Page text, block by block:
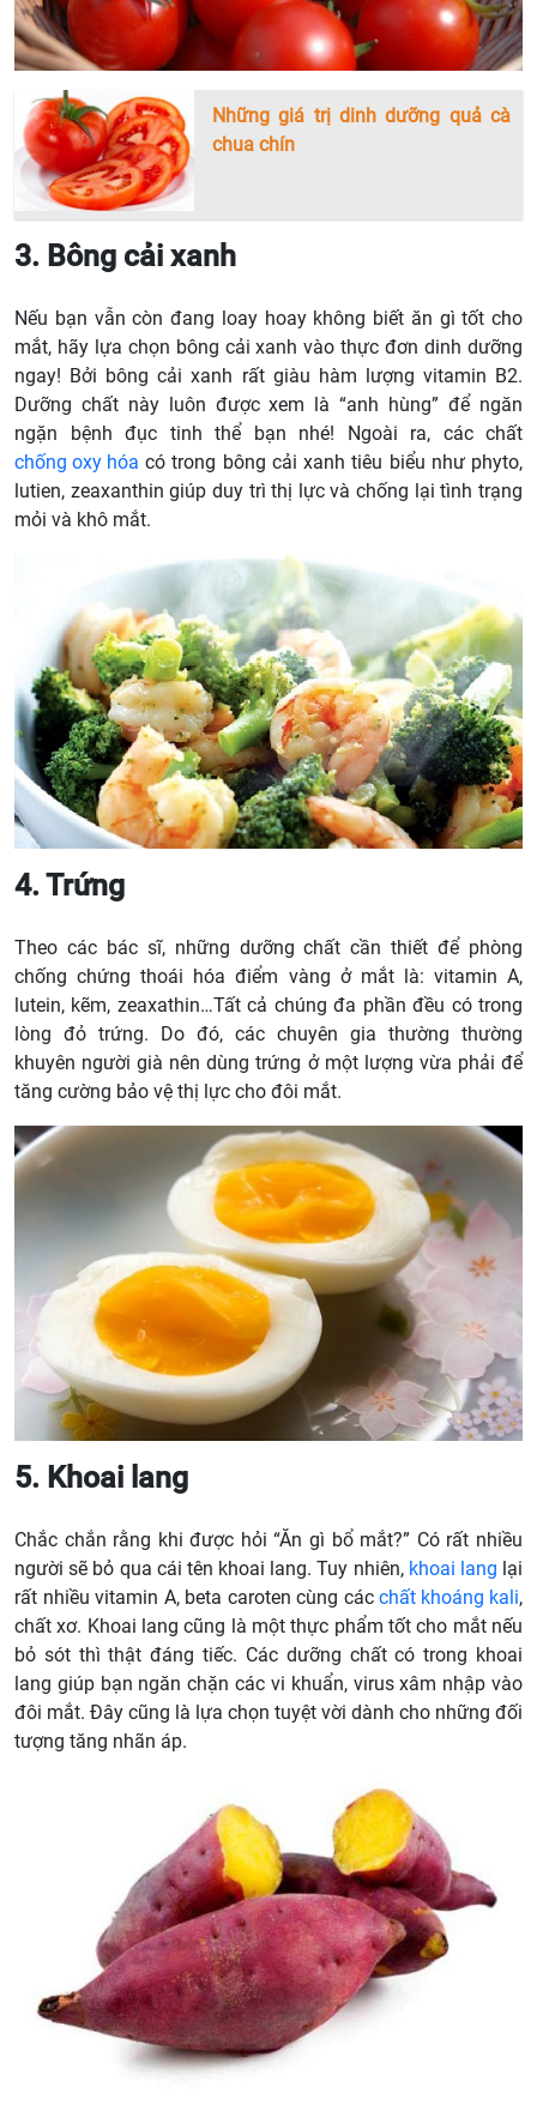
Những giá trị dinh dưỡng quả cà
chua chín
3. Bông cải xanh
Nếu bạn vẫn còn đang loay hoay không biết ăn gì tốt cho
mắt, hãy lựa chọn bông cải xanh vào thực đơn dinh dưỡng
ngay! Bởi bông cải xanh rất giàu hàm lượng vitamin B2.
Dưỡng chất này luôn được xem là “anh hùng” để ngăn
ngặn bệnh đục tinh thể bạn nhé! Ngoài ra, các chất
chống oxy hóa có trong bông cải xanh tiêu biểu như phyto,
lutien, zeaxanthin giúp duy trì thị lực và chống lại tình trạng
mỏi và khô mắt.
4. Trứng
Theo các bác sĩ, những dưỡng chất cần thiết để phòng
chống chứng thoái hóa điểm vàng ở mắt là: vitamin A,
lutein, kẽm, zeaxathin…Tất cả chúng đa phần đều có trong
lòng đỏ trứng. Do đó, các chuyên gia thường thường
khuyên người già nên dùng trứng ở một lượng vừa phải để
tăng cường bảo vệ thị lực cho đôi mắt.
5. Khoai lang
Chắc chắn rằng khi được hỏi “Ăn gì bổ mắt?” Có rất nhiều
người sẽ bỏ qua cái tên khoai lang. Tuy nhiên, khoai lang lại
rất nhiều vitamin A, beta caroten cùng các chất khoáng kali,
chất xơ. Khoai lang cũng là một thực phẩm tốt cho mắt nếu
bỏ sót thì thật đáng tiếc. Các dưỡng chất có trong khoai
lang giúp bạn ngăn chặn các vi khuẩn, virus xâm nhập vào
đôi mắt. Đây cũng là lựa chọn tuyệt vời dành cho những đối
tượng tăng nhãn áp.